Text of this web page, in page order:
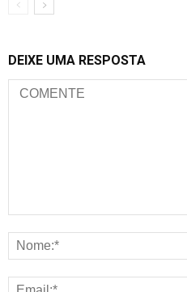
DEIXE UMA RESPOSTA